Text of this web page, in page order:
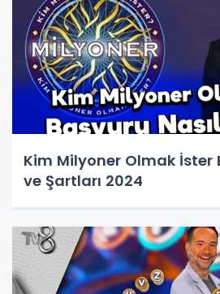
Kim Milyoner Olmak İster
ve Şartları 2024